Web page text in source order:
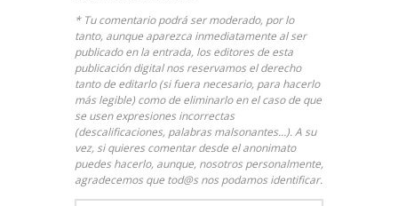
* Tu comentario podrá ser moderado, por lo
tanto, aunque aparezca inmediatamente al ser
publicado en la entrada, los editores de esta
publicación digital nos reservamos el derecho
tanto de editarlo (si fuera necesario, para hacerlo
más legible) como de eliminarlo en el caso de que
se usen expresiones incorrectas
(descalificaciones, palabras malsonantes…). A su
vez, si quieres comentar desde el anonimato
puedes hacerlo, aunque, nosotros personalmente,
agradecemos que tod@s nos podamos identificar.